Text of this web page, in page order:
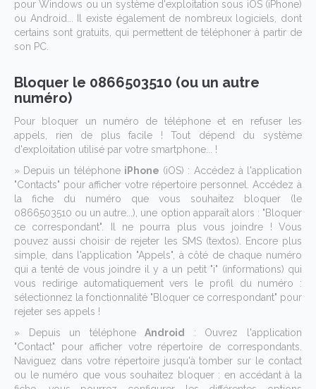
pour Windows ou un système d'exploitation sous iOS (iPhone)
ou Android... Il existe également de nombreux logiciels, dont
certains sont gratuits, qui permettent de téléphoner à partir de
son PC.
Bloquer le 0866503510 (ou un autre
numéro)
Pour bloquer un numéro de téléphone et en refuser les
appels, rien de plus facile ! Tout dépend du système
d'exploitation utilisé par votre smartphone... !
» Depuis un téléphone iPhone (iOS) : Accédez à l'application
"Contacts" pour afficher votre répertoire personnel. Accédez à
la fiche du numéro que vous souhaitez bloquer (le
0866503510 ou un autre...), une option apparaît alors : "Bloquer
ce correspondant". Il ne pourra plus vous joindre ! Vous
pouvez aussi choisir de rejeter les SMS (textos). Encore plus
simple, dans l'application "Appels", à côté de chaque numéro
qui a tenté de vous joindre il y a un petit "i" (informations) qui
vous redirige automatiquement vers le profil du numéro :
sélectionnez la fonctionnalité "Bloquer ce correspondant" pour
rejeter ses appels !
» Depuis un téléphoneAndroid
: Ouvrez l'application
"Contact" pour afficher votre répertoire de correspondants.
Naviguez dans votre répertoire jusqu'à tomber sur le contact
ou le numéro que vous souhaitez bloquer : en accédant à la